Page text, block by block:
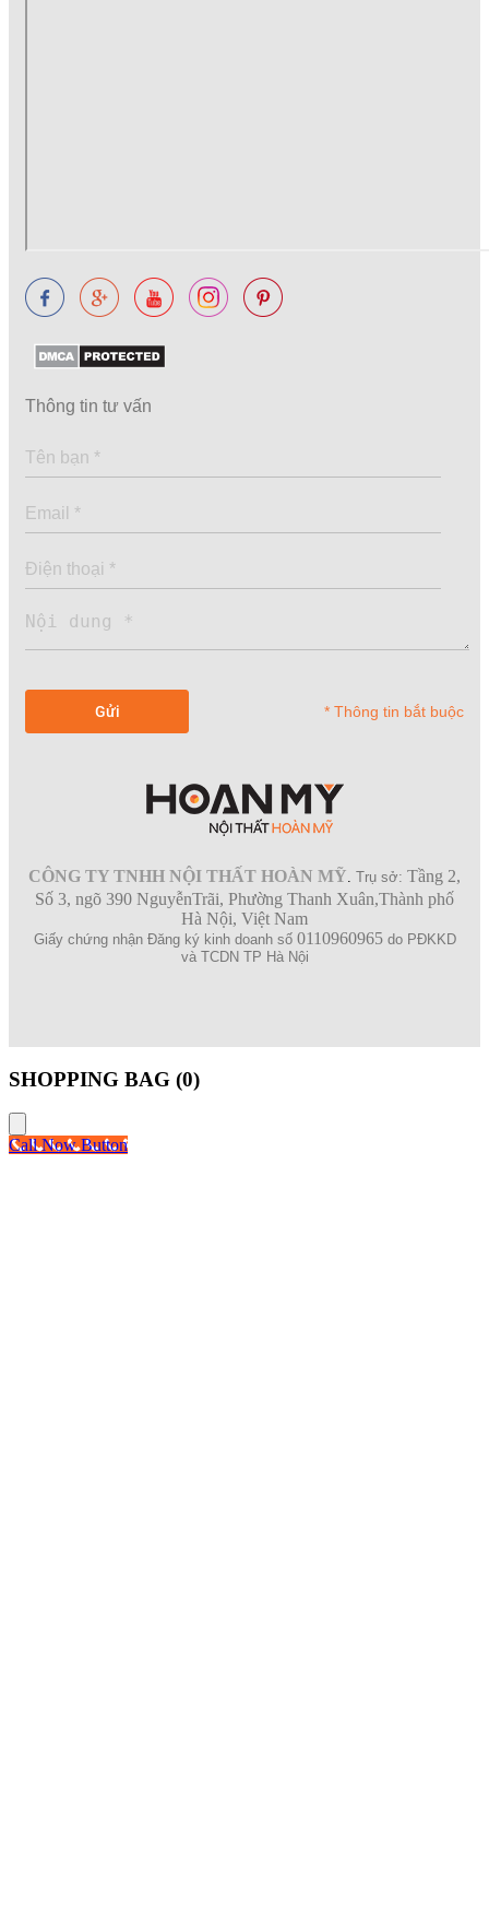
Thông tin tư vấn
* Thông tin bắt buộc
CÔNG TY TNHH NỘI THẤT HOÀN MỸ. Trụ sở: Tầng 2,
Số 3, ngõ 390 NguyễnTrãi, Phường Thanh Xuân,Thành phố
Hà Nội, Việt Nam
Giấy chứng nhận Đăng ký kinh doanh số 0110960965do PĐKKD
và TCDN TP Hà Nội
SHOPPING BAG (0)
Call Now Button